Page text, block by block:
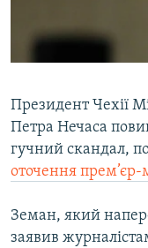
УКРАЇНСЬКА
Qırımtatar
Усі сайти RFE/RL
Президент Чехії
Петра Нечаса
гучний скандал,
оточення прем’єр-
Земан, який
заявив